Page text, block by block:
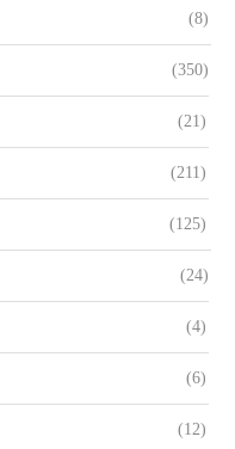
(8)
(350)
(21)
(211)
(125)
(24)
(4)
(6)
(12)